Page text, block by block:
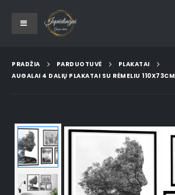
PRADŽIA PARDUOTUVĖ
PLAKATAI
AUGALAI 4 DALIŲ PLAKATAI SU RĖMELIU 110X73CM